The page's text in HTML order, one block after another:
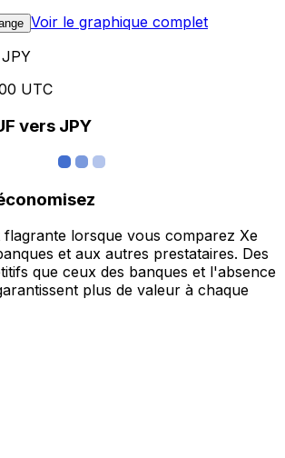
Voir le graphique complet
UTC
vers JPY
flagrante lorsque vous comparez Xe
et aux autres prestataires. Des
que ceux des banques et l'absence
plus de valeur à chaque